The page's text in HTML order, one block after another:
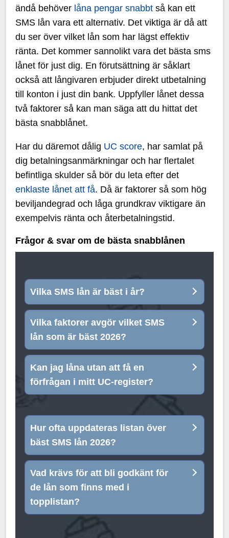
ändå behöver låna pengar snabbt så kan ett
SMS lån vara ett alternativ. Det viktiga är då att
du ser över vilket lån som har lägst effektiv
ränta. Det kommer sannolikt vara det bästa sms
lånet för just dig. En förutsättning är såklart
också att långivaren erbjuder direkt utbetalning
till konton i just din bank. Uppfyller lånet dessa
två faktorer så kan man säga att du hittat det
bästa snabblånet.
Har du däremot dålig UC score, har samlat på
dig betalningsanmärkningar och har flertalet
befintliga skulder så bör du leta efter det
enklaste lånet att få. Då är faktorer så som hög
beviljandegrad och låga grundkrav viktigare än
exempelvis ränta och återbetalningstid.
Frågor & svar om de bästa snabblånen
Vilka SMS lån är bäst i år?
Vilka faktorer avgör vilket SMS
lån som är bäst 2026?
Kan jag låna utan att få en
förfrågan i mitt UC-register?
Hur ofta uppdateras listan över
bäst SMS lån 2026?
Vad krävs för att bli godkänt för
de lån som finns med i
topplistan?